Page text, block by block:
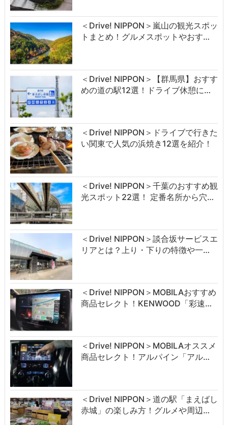
＜Drive! NIPPON＞嵐山の観光スポッ
トまとめ！グルメスポットやおす…
＜Drive! NIPPON＞【群馬県】おすす
めの道の駅12選！ドライブ休憩に…
＜Drive! NIPPON＞ドライブで行きた
い関東で人気の浜焼き12選を紹介！
＜Drive! NIPPON＞千葉のおすすめ観
光スポット22選！ 定番名所から穴…
＜Drive! NIPPON＞談合坂サービスエ
リアとは？上り・下りの特徴や一…
＜Drive! NIPPON＞MOBILAおすすめ
商品セレクト！KENWOOD「彩速…
＜Drive! NIPPON＞MOBILAオススメ
商品セレクト！アルパイン「アル…
＜Drive! NIPPON＞道の駅「まえばし
赤城」の楽しみ方！グルメや周辺…